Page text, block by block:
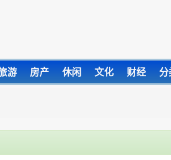
游 房产 休闲 文化 财经 分